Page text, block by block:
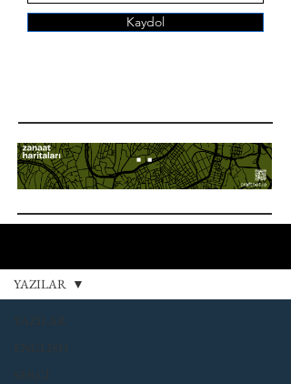
Kaydol
YAZILAR
ENGLISH
SERGİ
YAZILAR